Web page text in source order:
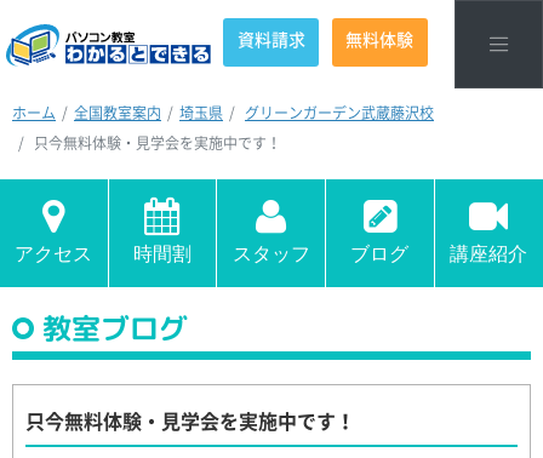
資料請求 無料体験
ホーム 全国教室案内 埼玉県
グリーンガーデン武蔵藤沢校
只今無料体験・見学会を実施中です！
アクセス 時間割 スタッフ ブログ 講座紹介
教室ブログ
只今無料体験・見学会を実施中です！